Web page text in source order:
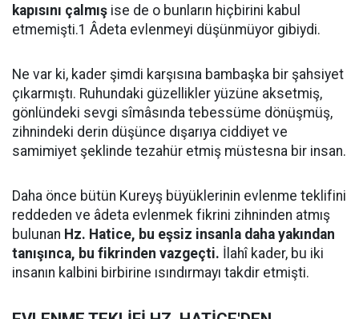
kapısını çalmış ise de o bunların hiçbirini kabul
etmemişti.1 Âdeta evlenmeyi düşünmüyor gibiydi.
Ne var ki, kader şimdi karşısına bambaşka bir şahsiyet
çıkarmıştı. Ruhundaki güzellikler yüzüne aksetmiş,
gönlündeki sevgi sîmâsında tebessüme dönüşmüş,
zihnindeki derin düşünce dışarıya ciddiyet ve
samimiyet şeklinde tezahür etmiş müstesna bir insan.
Daha önce bütün Kureyş büyüklerinin evlenme teklifini
reddeden ve âdeta evlenmek fikrini zihninden atmış
bulunan Hz. Hatice, bu eşsiz insanla daha yakından
tanışınca, bu fikrinden vazgeçti. İlahî kader, bu iki
insanın kalbini birbirine ısındırmayı takdir etmişti.